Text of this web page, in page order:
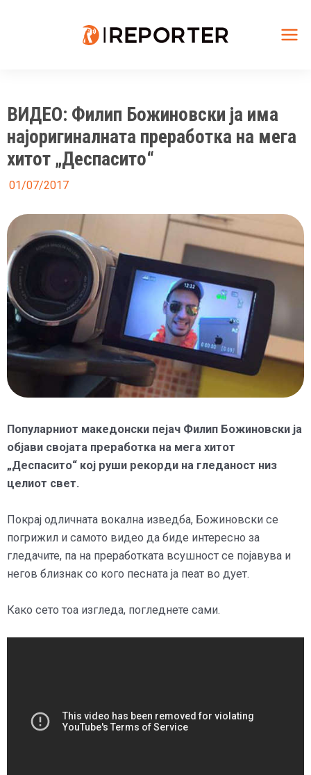
ВИДЕО: Филип Божиновски ја има
најоригиналната преработка на мега
хитот „Деспасито“
01/07/2017
Популарниот македонски пејач Филип Божиновски ја
објави својата преработка на мега хитот
„Деспасито“ кој руши рекорди на гледаност низ
целиот свет.
Покрај одличната вокална изведба, Божиновски се
погрижил и самото видео да биде интересно за
гледачите, па на преработката всушност се појавува и
негов близнак со кого песната ја пеат во дует.
Како сето тоа изгледа, погледнете сами.